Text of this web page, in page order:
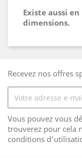
Existe aussi
dimensions.
Recevez nos offres
Vous pouvez vous
trouverez pour cela
conditions